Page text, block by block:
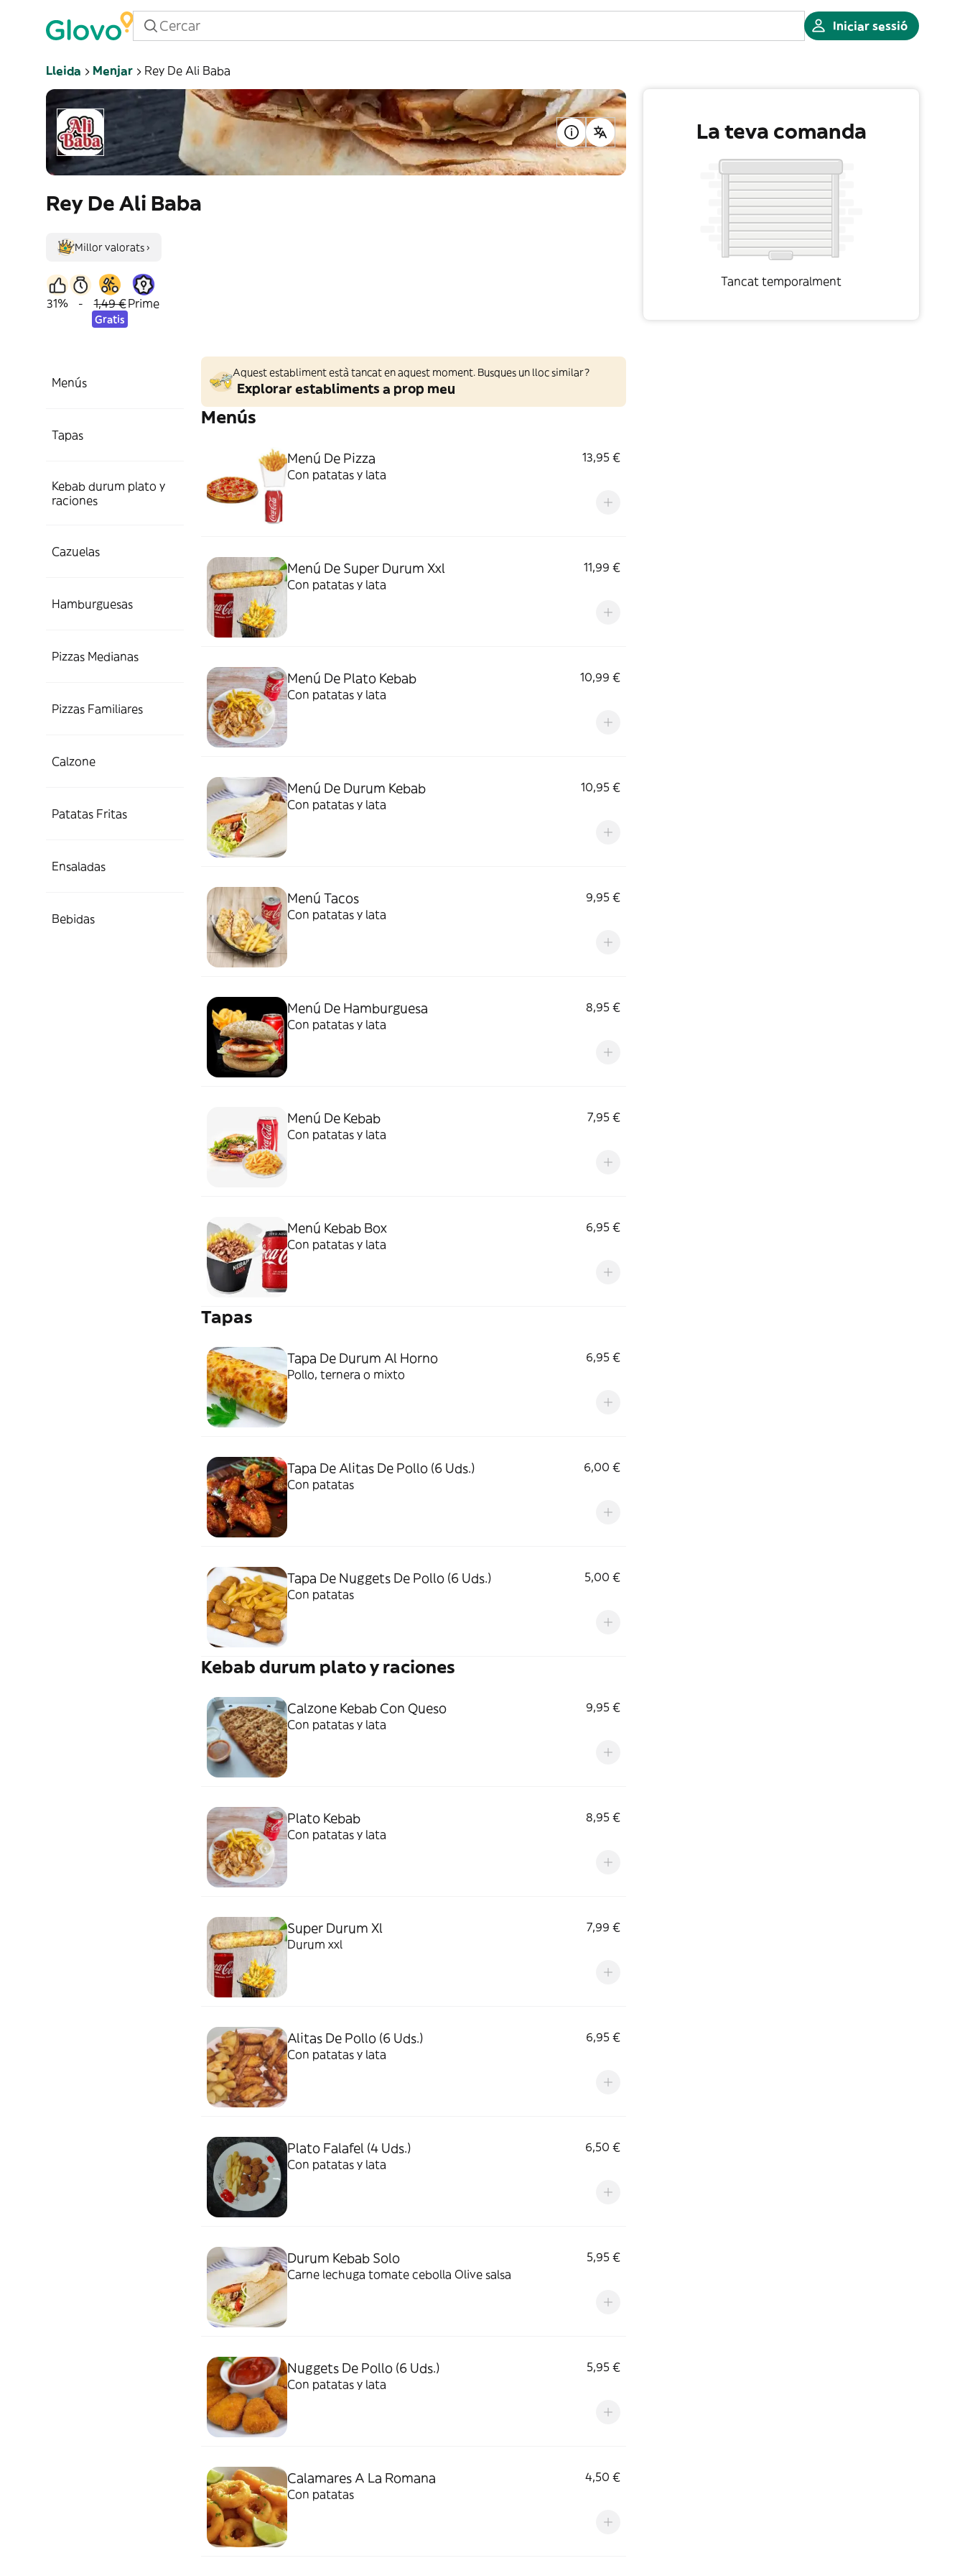
Iniciar sessió
Lleida Menjar Rey De Ali Baba
Rey De Ali Baba
Millor valorats ›
31% - 1,49 €
Gratis
Prime
Menús
Tapas
Kebab durum plato y
raciones
Cazuelas
Hamburguesas
Pizzas Medianas
Pizzas Familiares
Calzone
Patatas Fritas
Ensaladas
Bebidas
Aquest establiment està tancat en aquest moment. Busques un lloc similar?
Explorar establiments a prop meu
Menús
Menú De Pizza
13,95 €
Con patatas y lata
Menú De Super Durum Xxl
11,99 €
Con patatas y lata
Menú De Plato Kebab
10,99 €
Con patatas y lata
Menú De Durum Kebab
10,95 €
Con patatas y lata
Menú Tacos
9,95 €
Con patatas y lata
Menú De Hamburguesa
8,95 €
Con patatas y lata
Menú De Kebab
7,95 €
Con patatas y lata
Menú Kebab Box
6,95 €
Con patatas y lata
Tapas
Tapa De Durum Al Horno
6,95 €
Pollo, ternera o mixto
Tapa De Alitas De Pollo (6 Uds.)
6,00 €
Con patatas
Tapa De Nuggets De Pollo (6 Uds.)
5,00 €
Con patatas
Kebab durum plato y raciones
Calzone Kebab Con Queso
9,95 €
Con patatas y lata
Plato Kebab
8,95 €
Con patatas y lata
Super Durum Xl
7,99 €
Durum xxl
Alitas De Pollo (6 Uds.)
6,95 €
Con patatas y lata
Plato Falafel (4 Uds.)
6,50 €
Con patatas y lata
Durum Kebab Solo
5,95 €
Carne lechuga tomate cebolla Olive salsa
Nuggets De Pollo (6 Uds.)
5,95 €
Con patatas y lata
Calamares A La Romana
4,50 €
Con patatas
La teva comanda
Tancat temporalment